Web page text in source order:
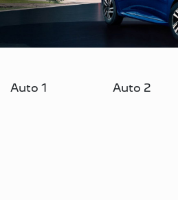
Auto 1 Auto 2